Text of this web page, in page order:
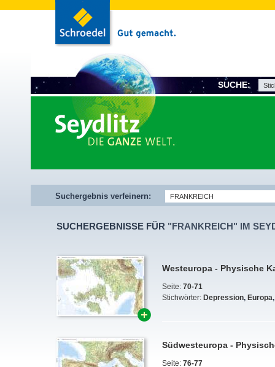
SUCHE:
Suchergebnis verfeinern:
SUCHERGEBNISSE FÜR "FRANKREICH" IM
Westeuropa - Physische
Seite: 70-71
Stichwörter: Depression, Europa
Südwesteuropa -
Seite: 76-77